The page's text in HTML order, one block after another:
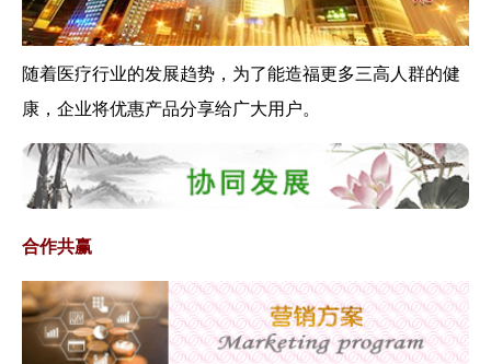
报发布—...
《关于加快推进新冠病毒核酸检
测的实施意见...
《关于发挥医疗机构哨点作用做
好常态化疫情...
《国家卫生健康委办公厅关于进
一步做好新冠...
《关于发挥医疗机构哨点作用做
服务项目...
《低风险地区夏季重点地区重点
单位重点场所...
随着医疗行业的发展趋势，为了能造福更多三高人群的健
康，企业将优惠产品分享给广大用户。
合作共赢